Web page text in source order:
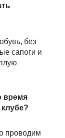
без
сапоги и
время
проводим